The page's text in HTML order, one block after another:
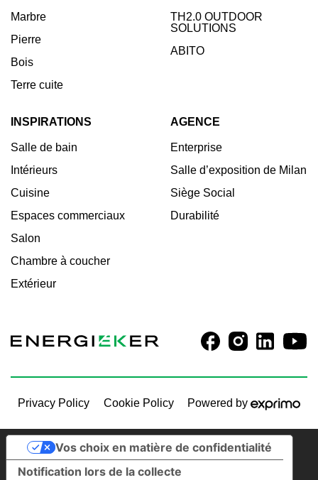
Marbre
Pierre
Bois
Terre cuite
TH2.0 OUTDOOR
SOLUTIONS
ABITO
INSPIRATIONS
Salle de bain
Intérieurs
Cuisine
Espaces commerciaux
Salon
Chambre à coucher
Extérieur
AGENCE
Enterprise
Salle d’exposition de Milan
Siège Social
Durabilité
Privacy Policy Cookie Policy Powered by
Notification lors de la collecte
Vos choix en matière de confidentialité